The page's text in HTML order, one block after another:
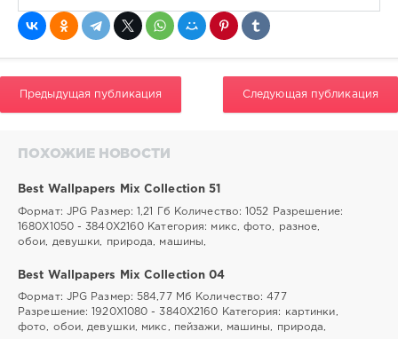
девушки,
природа,
животные
Предыдущая публикация Следующая публикация
ПОХОЖИЕ НОВОСТИ
Best Wallpapers Mix Collection 51
Формат: JPG Размер: 1,21 Гб Количество: 1052 Разрешение:
1680Х1050 - 3840Х2160 Категория: микс, фото, разное,
обои, девушки, природа, машины,
Best Wallpapers Mix Collection 04
Формат: JPG Размер: 584,77 Мб Количество: 477
Разрешение: 1920Х1080 - 3840Х2160 Категория: картинки,
фото, обои, девушки, микс, пейзажи, машины, природа,